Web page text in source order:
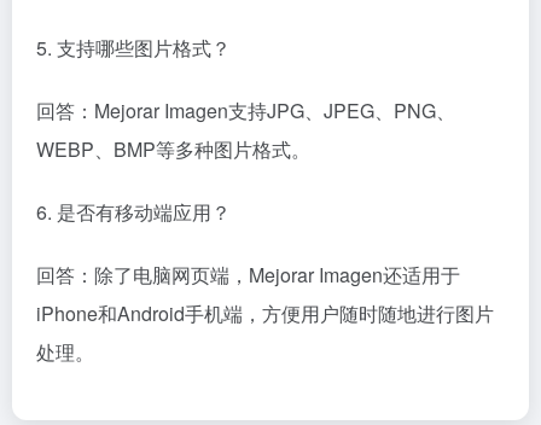
5. 支持哪些图片格式？
回答：Mejorar Imagen支持JPG、JPEG、PNG、
WEBP、BMP等多种图片格式。
6. 是否有移动端应用？
回答：除了电脑网页端，Mejorar Imagen还适用于
iPhone和Android手机端，方便用户随时随地进行图片
处理。